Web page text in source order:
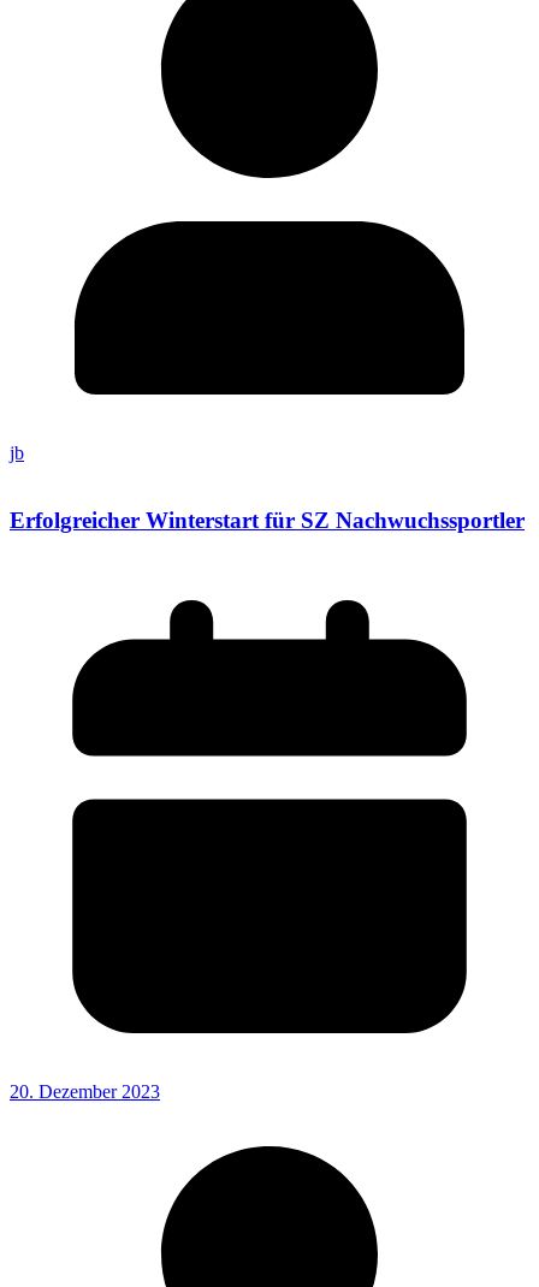
jb
Erfolgreicher Winterstart für SZ Nachwuchssportler
20. Dezember 2023